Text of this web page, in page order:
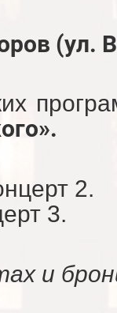
(ул.
2.
3.
и